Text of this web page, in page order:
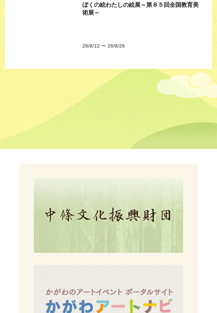
ぼくの絵わたしの絵展～第８５回全国教育美
術展～
26/8/12 〜 26/8/26